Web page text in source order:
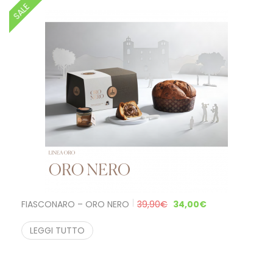
SALE
FIASCONARO – ORO NERO 39,90€ 34,00€
LEGGI TUTTO